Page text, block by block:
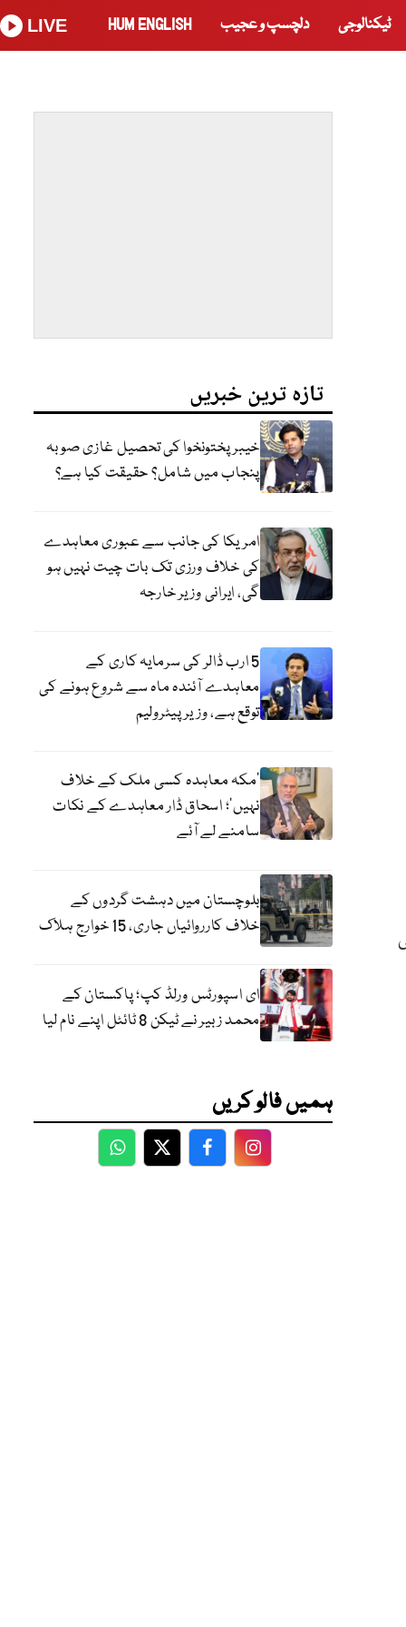
ٹیکنالوجی دلچسپ و عجیب HUM ENGLISH
LIVE
تازہ ترین خبریں
خیبر پختونخوا کی تحصیل غازی صوبہ
پنجاب میں شامل؟ حقیقت کیا ہے؟
امریکا کی جانب سے عبوری معاہدے
کی خلاف ورزی تک بات چیت نہیں ہو
گی، ایرانی وزیر خارجہ
5 ارب ڈالر کی سرمایہ کاری کے
معاہدے آئندہ ماہ سے شروع ہونے کی
توقع ہے، وزیر پیٹرولیم
‘مکہ معاہدہ کسی ملک کے خلاف
نہیں’؛ اسحاق ڈار معاہدے کے نکات
سامنے لے آئے
بلوچستان میں دہشت گردوں کے
خلاف کارروائیاں جاری، 15 خوارج ہلاک
ای اسپورٹس ورلڈ کپ؛ پاکستان کے
محمد زبیر نے ٹیکن 8 ٹائٹل اپنے نام لیا
ہمیں فالو کریں
WhatsApp
TwitterFacebookFacebook